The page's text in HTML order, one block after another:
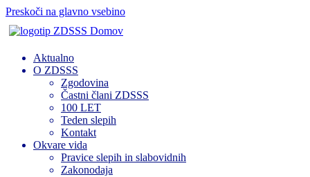
Preskoči na glavno vsebino
Domov
Aktualno
O ZDSSS
Zgodovina
Častni člani ZDSSS
100 LET
Teden slepih
Kontakt
Okvare vida
Pravice slepih in slabovidnih
Zakonodaja